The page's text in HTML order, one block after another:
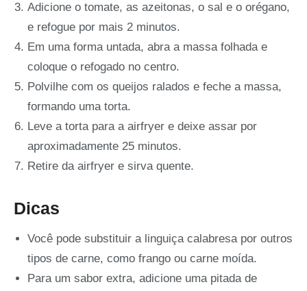
Adicione o tomate, as azeitonas, o sal e o orégano,
e refogue por mais 2 minutos.
Em uma forma untada, abra a massa folhada e
coloque o refogado no centro.
Polvilhe com os queijos ralados e feche a massa,
formando uma torta.
Leve a torta para a airfryer e deixe assar por
aproximadamente 25 minutos.
Retire da airfryer e sirva quente.
Dicas
Você pode substituir a linguiça calabresa por outros
tipos de carne, como frango ou carne moída.
Para um sabor extra, adicione uma pitada de